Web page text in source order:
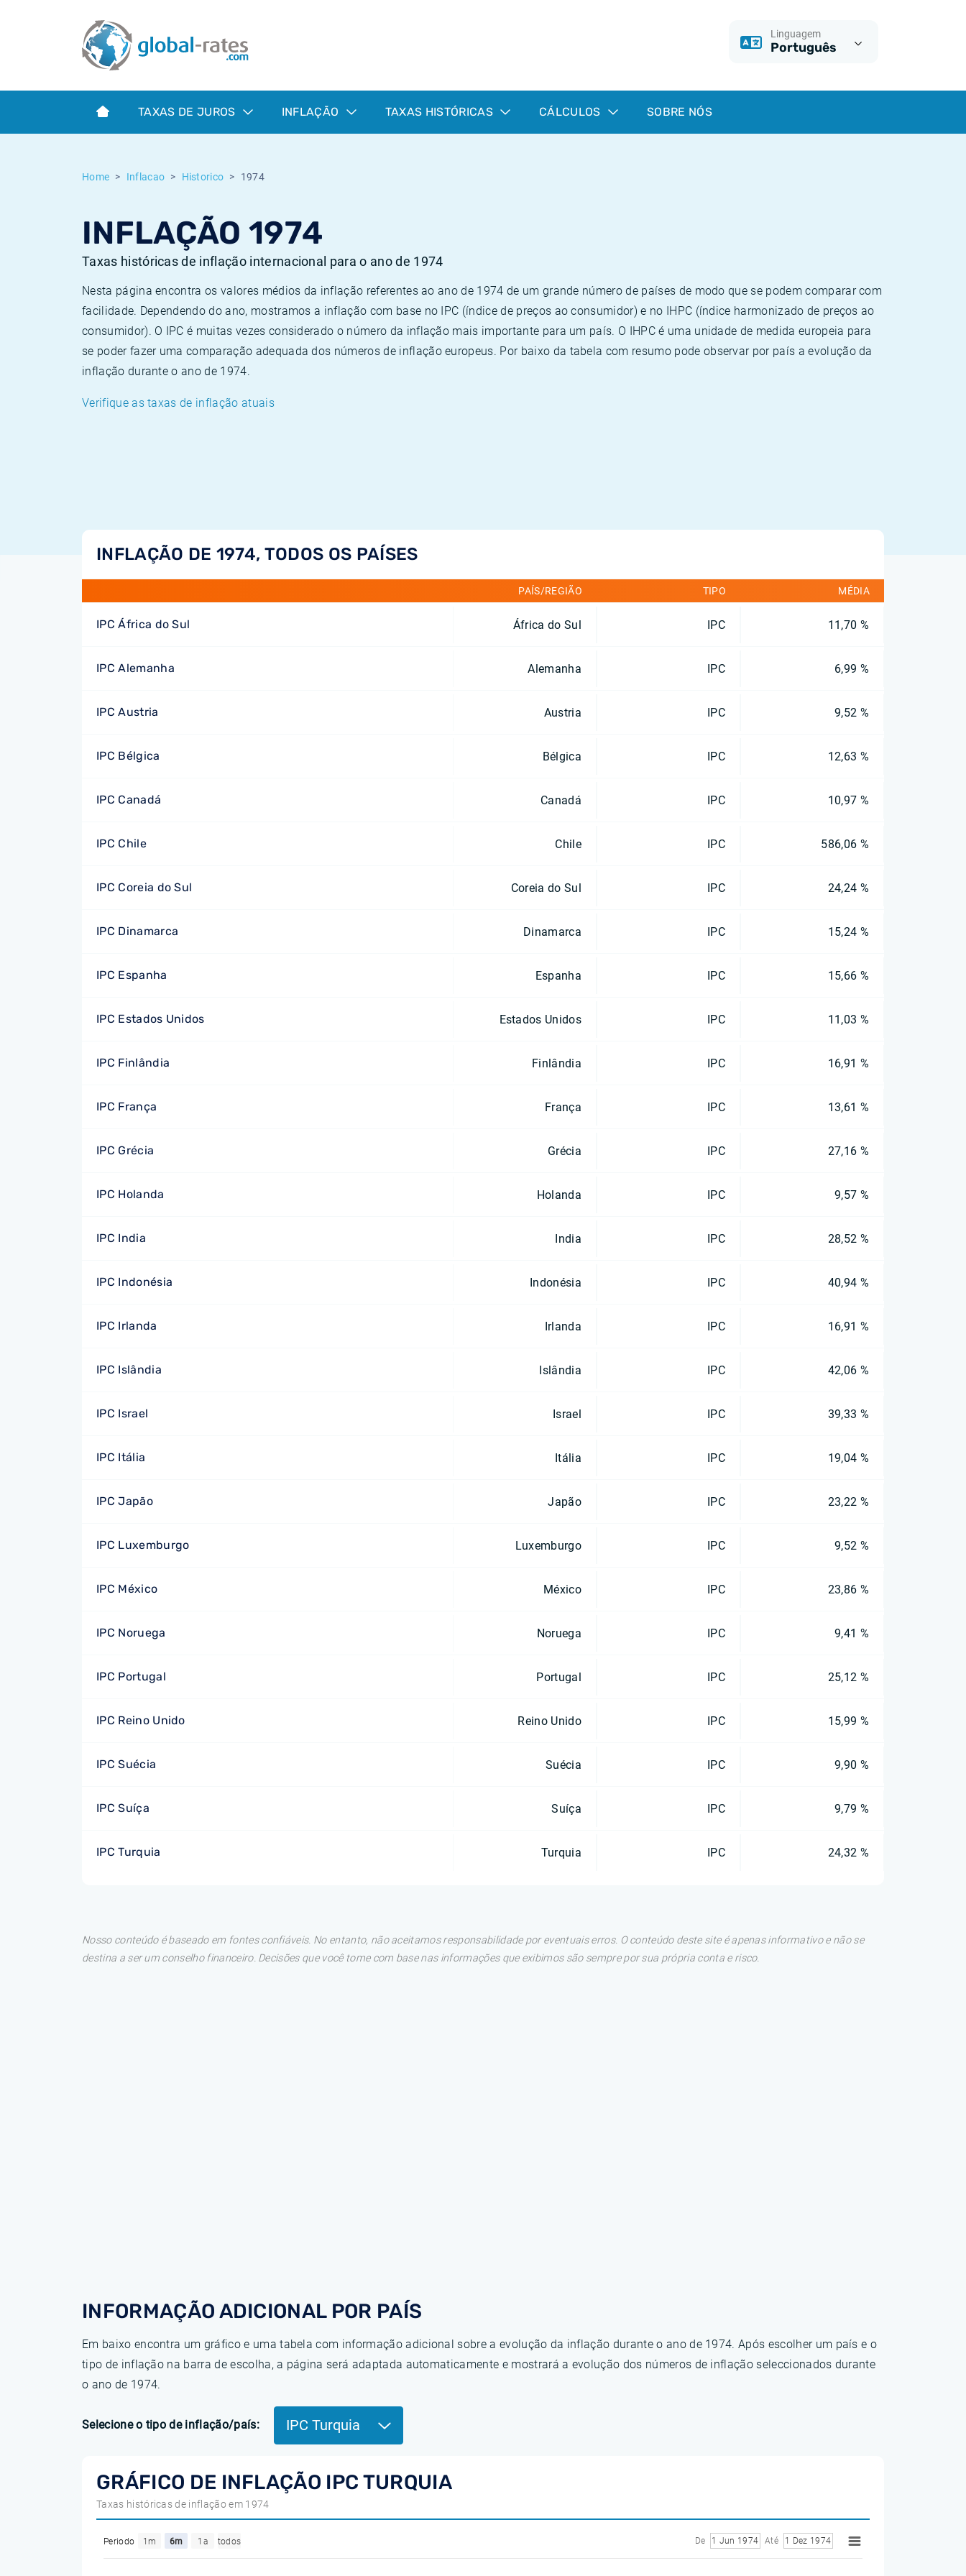
Linguagem
Português
TAXAS DE JUROS INFLAÇÃO TAXAS HISTÓRICAS CÁLCULOS SOBRE NÓS
Home Inflacao Historico 1974
INFLAÇÃO 1974
Taxas históricas de inflação internacional para o ano de 1974
Nesta página encontra os valores médios da inflação referentes ao ano de 1974 de um grande número de países de modo que se podem comparar com
facilidade. Dependendo do ano, mostramos a inflação com base no IPC (índice de preços ao consumidor) e no IHPC (índice harmonizado de preços ao
consumidor). O IPC é muitas vezes considerado o número da inflação mais importante para um país. O IHPC é uma unidade de medida europeia para
se poder fazer uma comparação adequada dos números de inflação europeus. Por baixo da tabela com resumo pode observar por país a evolução da
inflação durante o ano de 1974.
Verifique as taxas de inflação atuais
INFLAÇÃO DE 1974, TODOS OS PAÍSES
PAÍS/REGIÃO TIPO MÉDIA
IPC África do Sul África do Sul IPC 11,70 %
IPC Alemanha Alemanha IPC 6,99 %
IPC Austria Austria IPC 9,52 %
IPC Bélgica Bélgica IPC 12,63 %
IPC Canadá Canadá IPC 10,97 %
IPC Chile Chile IPC 586,06 %
IPC Coreia do Sul Coreia do Sul IPC 24,24 %
IPC Dinamarca Dinamarca IPC 15,24 %
IPC Espanha Espanha IPC 15,66 %
IPC Estados Unidos Estados Unidos IPC 11,03 %
IPC Finlândia Finlândia IPC 16,91 %
IPC França França IPC 13,61 %
IPC Grécia Grécia IPC 27,16 %
IPC Holanda Holanda IPC 9,57 %
IPC India India IPC 28,52 %
IPC Indonésia Indonésia IPC 40,94 %
IPC Irlanda Irlanda IPC 16,91 %
IPC Islândia Islândia IPC 42,06 %
IPC Israel Israel IPC 39,33 %
IPC Itália Itália IPC 19,04 %
IPC Japão Japão IPC 23,22 %
IPC Luxemburgo Luxemburgo IPC 9,52 %
IPC México México IPC 23,86 %
IPC Noruega Noruega IPC 9,41 %
IPC Portugal Portugal IPC 25,12 %
IPC Reino Unido Reino Unido IPC 15,99 %
IPC Suécia Suécia IPC 9,90 %
IPC Suíça Suíça IPC 9,79 %
IPC Turquia Turquia IPC 24,32 %
Nosso conteúdo é baseado em fontes confiáveis. No entanto, não aceitamos responsabilidade por eventuais erros. O conteúdo deste site é apenas informativo e não se
destina a ser um conselho financeiro. Decisões que você tome com base nas informações que exibimos são sempre por sua própria conta e risco.
INFORMAÇÃO ADICIONAL POR PAÍS
Em baixo encontra um gráfico e uma tabela com informação adicional sobre a evolução da inflação durante o ano de 1974. Após escolher um país e o
tipo de inflação na barra de escolha, a página será adaptada automaticamente e mostrará a evolução dos números de inflação seleccionados durante
o ano de 1974.
Selecione o tipo de inflação/país: IPC Turquia
GRÁFICO DE INFLAÇÃO IPC TURQUIA
Taxas históricas de inflação em 1974
Periodo 1m 6m 1a todos De 1 Jun 1974 Até 1 Dez 1974
Term SOFR
O que é a inflação do IPC?
O que é a inflação do IHPC?
Taxas Euribor históricas
Taxas ESTER históricas
Taxas de inflação históricas
Calculadora de inflação